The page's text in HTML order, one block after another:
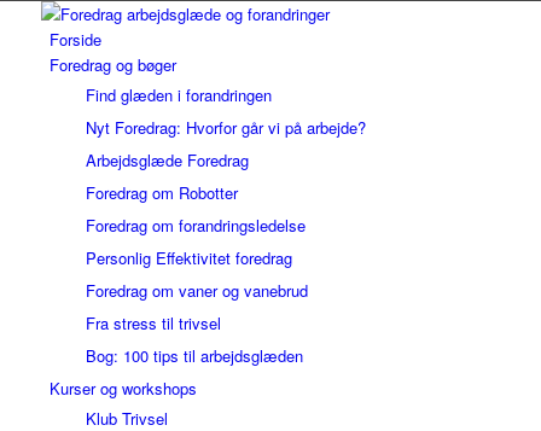
Forside
Foredrag og bøger
Find glæden i forandringen
Nyt Foredrag: Hvorfor går vi på arbejde?
Arbejdsglæde Foredrag
Foredrag om Robotter
Foredrag om forandringsledelse
Personlig Effektivitet foredrag
Foredrag om vaner og vanebrud
Fra stress til trivsel
Bog: 100 tips til arbejdsglæden
Kurser og workshops
Klub Trivsel